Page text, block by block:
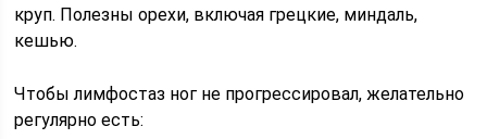
круп. Полезны орехи, включая грецкие, миндаль,
кешью.
Чтобы лимфостаз ног не прогрессировал, желательно
регулярно есть: